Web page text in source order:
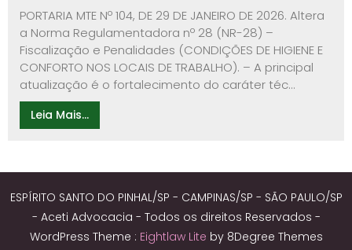
PORTARIA MTE Nº 104, DE 29 DE JANEIRO DE 2026. Altera
a Norma Regulamentadora nº 28 (NR-28) –
Fiscalização e Penalidades (CONDIÇÕES DE HIGIENE E
CONFORTO NOS LOCAIS DE TRABALHO). – A principal
atualização é o fortalecimento do caráter téc...
Leia Mais...
ESPÍRITO SANTO DO PINHAL/SP - CAMPINAS/SP - SÃO PAULO/SP
- Aceti Advocacia - Todos os direitos Reservados -
WordPress Theme : Eightlaw Lite by 8Degree Themes